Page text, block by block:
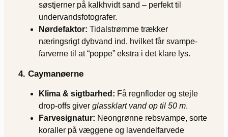
søstjerner på kalkhvidt sand – perfekt til
undervands­fotografer.
Nørdefaktor: Tidalstrømme trækker
næringsrigt dyb­vand ind, hvilket får svampe­
farverne til at “poppe” ekstra i det klare lys.
4. Caymanøerne
Klima & sigtbarhed: Få regnfloder og stejle
drop-offs giver glass­klart vand op til 50 m.
Farvesignatur: Neon­grønne rebsvampe, sorte
koraller på væggene og lavendel­farvede